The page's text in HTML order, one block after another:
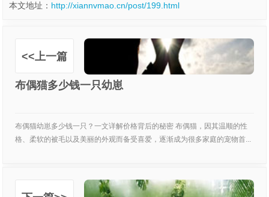
本文地址： http://xiannvmao.cn/post/199.html
<<上一篇
布偶猫多少钱一只幼崽
布偶猫幼崽多少钱一只？一文详解价格背后的秘密 布偶猫，因其温顺的性
格、柔软的被毛以及美丽的外观而备受喜爱，逐渐成为很多家庭的宠物首...